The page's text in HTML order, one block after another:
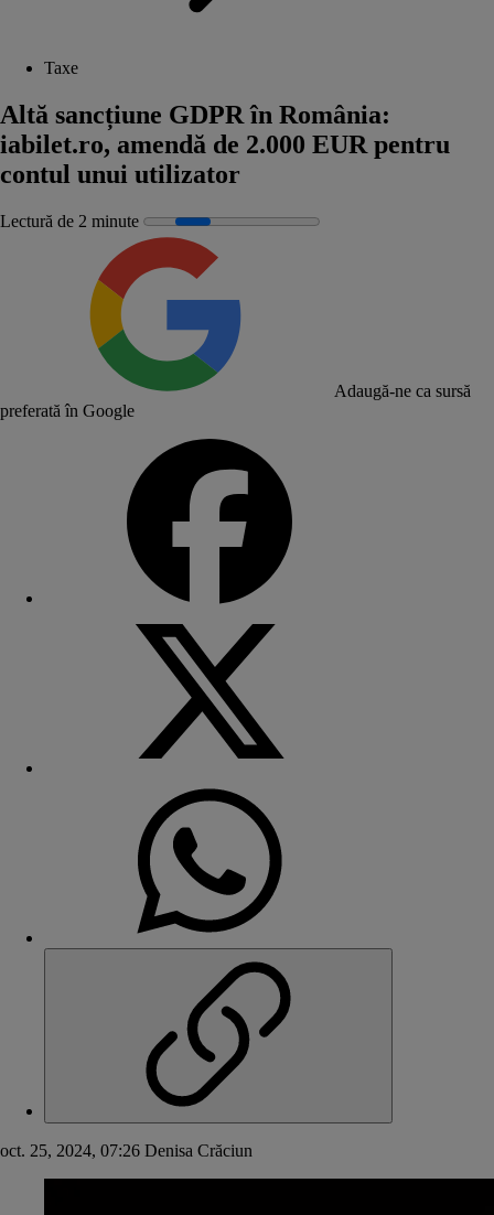
Taxe
Altă sancțiune GDPR în România:
iabilet.ro, amendă de 2.000 EUR pentru
contul unui utilizator
Lectură de 2 minute
Adaugă-ne ca sursă
preferată în Google
oct. 25, 2024, 07:26 Denisa Crăciun